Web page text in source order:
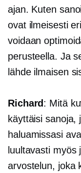
ajan. Kuten
ovat ilmeisesti
voidaan
perusteella. Ja
lähde ilmaisen
Richard: Mitä
käyttäisi sanoja,
haluamissasi
luultavasti
arvostelun, joka